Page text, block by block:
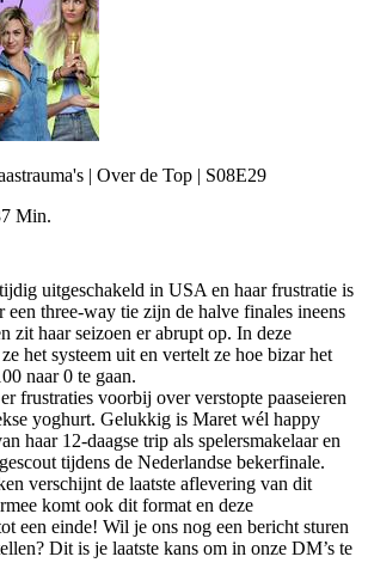
| Over de Top | S08E29
Min.
uitgeschakeld in USA en haar frustratie is
een three-way tie zijn de halve finales ineens
zit haar seizoen er abrupt op. In deze
het systeem uit en vertelt ze hoe bizar het
naar 0 te gaan.
frustraties voorbij over verstopte paaseieren
yoghurt. Gelukkig is Maret wél happy
haar 12-daagse trip als spelersmakelaar en
tijdens de Nederlandse bekerfinale.
verschijnt de laatste aflevering van dit
komt ook dit format en deze
een einde! Wil je ons nog een bericht sturen
Dit is je laatste kans om in onze DM’s te